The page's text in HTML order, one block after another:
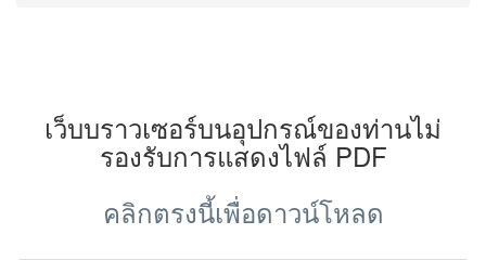
เว็บบราวเซอร์บนอุปกรณ์ของท่านไม่
รองรับการแสดงไฟล์ PDF
คลิกตรงนี้เพื่อดาวน์โหลด